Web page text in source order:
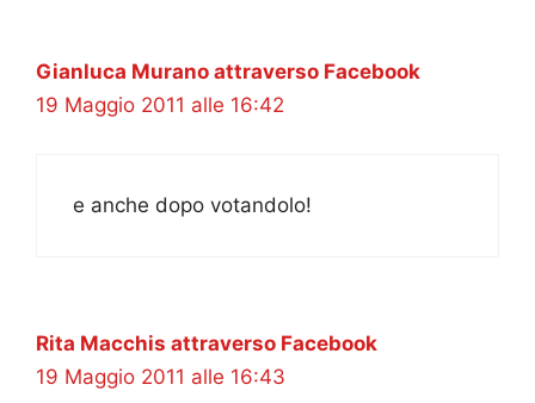
Gianluca Murano attraverso Facebook
19 Maggio 2011 alle 16:42
e anche dopo votandolo!
Rita Macchis attraverso Facebook
19 Maggio 2011 alle 16:43